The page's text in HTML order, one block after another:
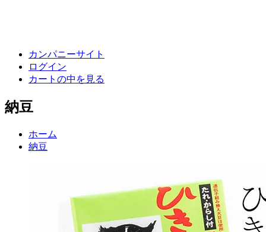
カンパニーサイト
ログイン
カートの中を見る
納豆
ホーム
納豆